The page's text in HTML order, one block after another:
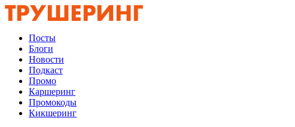
Посты
Блоги
Новости
Подкаст
Промо
Каршеринг
Промокоды
Кикшеринг